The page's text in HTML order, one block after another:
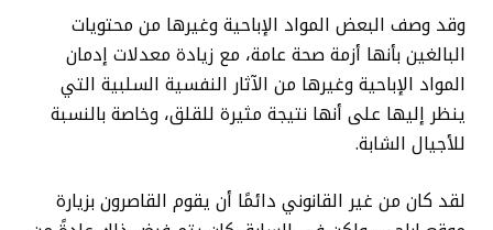
وقد وصف البعض المواد الإباحية وغيرها من محتويات
البالغين بأنها أزمة صحة عامة، مع زيادة معدلات إدمان
المواد الإباحية وغيرها من الآثار النفسية السلبية التي
ينظر إليها على أنها نتيجة مثيرة للقلق، وخاصة بالنسبة
للأجيال الشابة.
لقد كان من غير القانوني دائمًا أن يقوم القاصرون بزيارة